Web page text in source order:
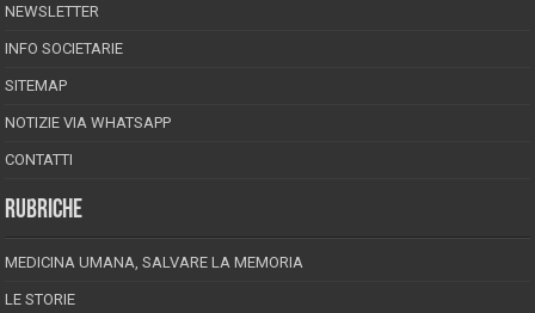
NEWSLETTER
INFO SOCIETARIE
SITEMAP
NOTIZIE VIA WHATSAPP
CONTATTI
RUBRICHE
MEDICINA UMANA, SALVARE LA MEMORIA
LE STORIE